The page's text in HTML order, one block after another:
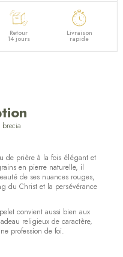
Retour
14 jours
Livraison
rapide
brecia
de prière à la fois élégant et
en pierre naturelle, il
de ses nuances rouges,
du Christ et la persévérance
convient aussi bien aux
religieux de caractère,
profession de foi.